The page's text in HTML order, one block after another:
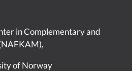
in Complementary and
of Norway